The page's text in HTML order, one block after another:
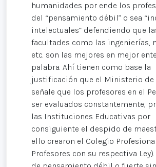
humanidades por ende los
del “pensamiento débil” o sea
intelectuales” defendiendo que
facultades como las ingenierías,
etc. son las mejores en mejor
palabra. Ahí tienen como base la
justificación que el Ministerio de
señale que los profesores en el
ser evaluados constantemente,
las Instituciones Educativas por
consiguiente el despido de
ello crearon el Colegio
Profesores con su respectiva